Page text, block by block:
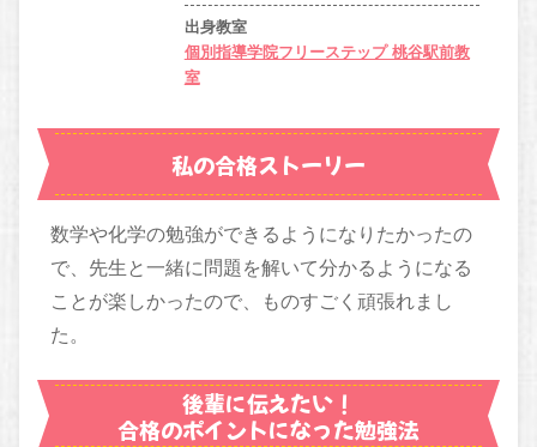
出身教室
個別指導学院フリーステップ 桃谷駅前教
室
私の合格ストーリー
数学や化学の勉強ができるようになりたかったの
で、先生と一緒に問題を解いて分かるようになる
ことが楽しかったので、ものすごく頑張れまし
た。
後輩に伝えたい！
合格のポイントになった勉強法